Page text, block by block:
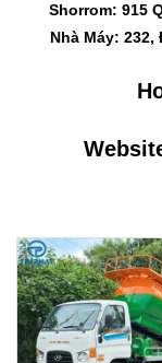
Shorrom: 915
Nhà Máy: 232,